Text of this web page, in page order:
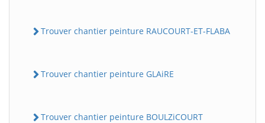
Trouver chantier peinture RAUCOURT-ET-FLABA
Trouver chantier peinture GLAiRE
Trouver chantier peinture BOULZiCOURT